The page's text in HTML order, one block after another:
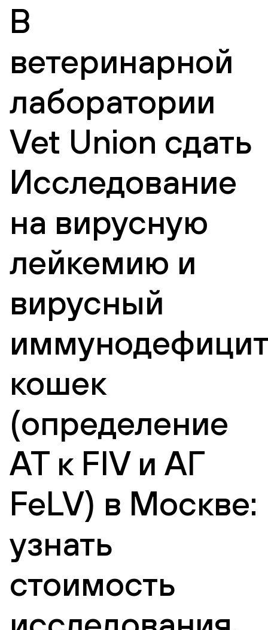
В
ветеринарной
лаборатории
Vet Union сдать
Исследование
на вирусную
лейкемию и
вирусный
иммунодефицит
кошек
(определение
АТ к FIV и АГ
FeLV) в Москве:
узнать
стоимость